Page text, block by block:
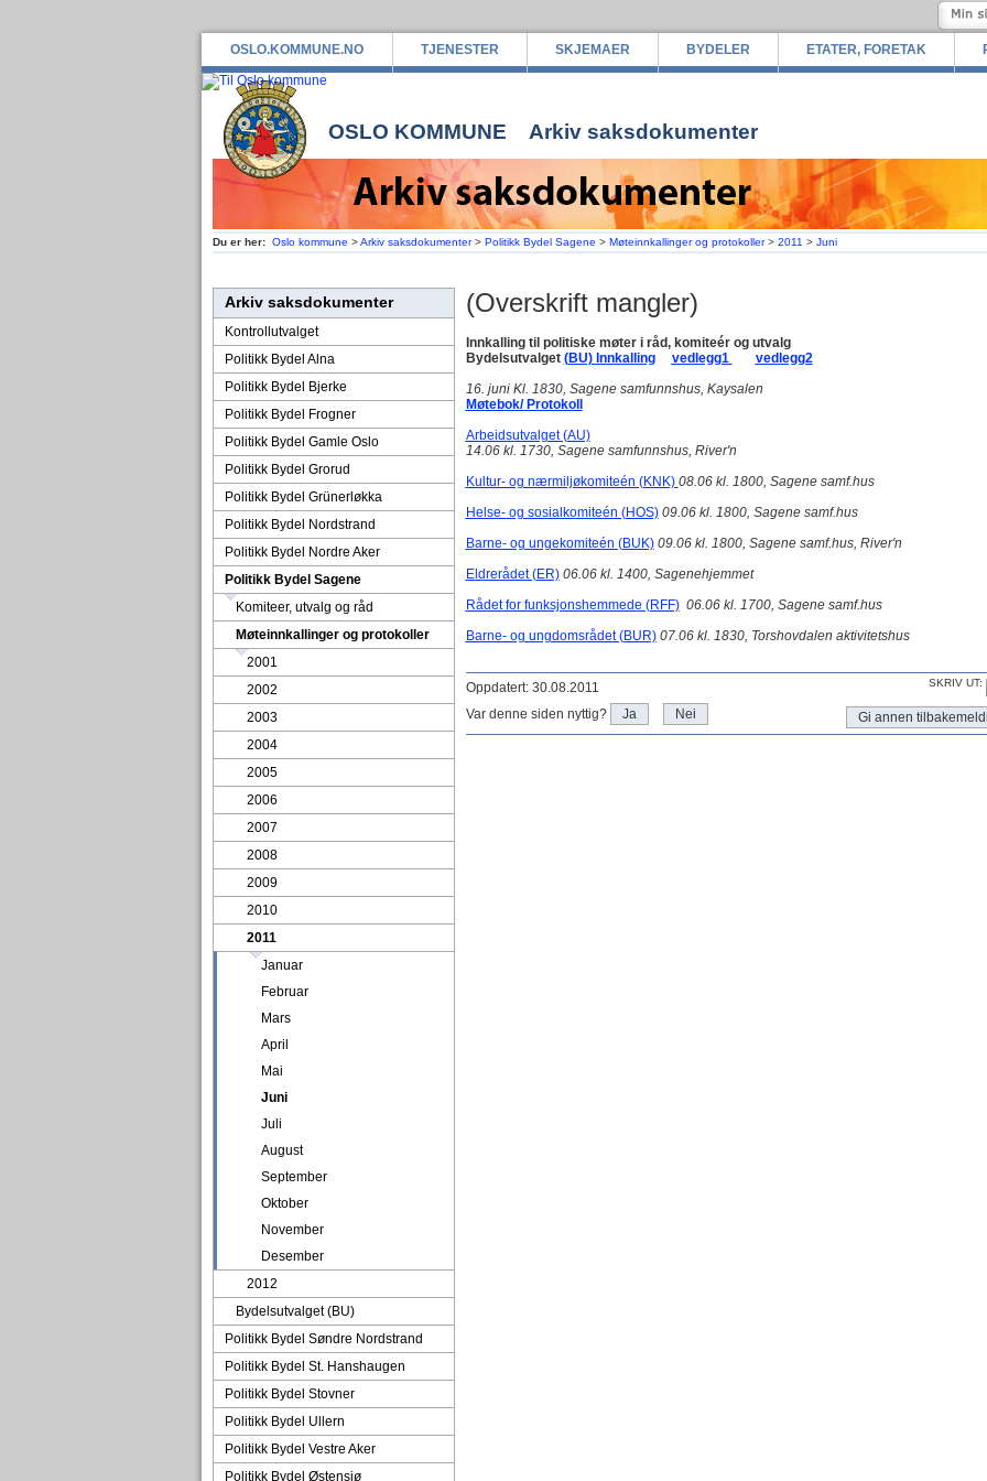
OSLO.KOMMUNE.NO TJENESTER SKJEMAER BYDELER ETATER, FORETAK
OSLO KOMMUNE Arkiv saksdokumenter
Du er her: Oslo kommune >Arkiv saksdokumenter> Politikk Bydel Sagene > Møteinnkallinger og protokoller> 2011 > Juni
Arkiv saksdokumenter
Kontrollutvalget
Politikk Bydel Alna
Politikk Bydel Bjerke
Politikk Bydel Frogner
Politikk Bydel Gamle Oslo
Politikk Bydel Grorud
Politikk Bydel Grünerløkka
Politikk Bydel Nordstrand
Politikk Bydel Nordre Aker
Politikk Bydel Sagene
Komiteer, utvalg og råd
Møteinnkallinger og protokoller
2001
2002
2003
2004
2005
2006
2007
2008
2009
2010
2011
Januar
Februar
Mars
April
Mai
Juni
Juli
August
September
Oktober
November
Desember
2012
Bydelsutvalget (BU)
Politikk Bydel Søndre Nordstrand
Politikk Bydel St. Hanshaugen
Politikk Bydel Stovner
Politikk Bydel Ullern
Politikk Bydel Vestre Aker
Politikk Bydel Østensjø
(Overskrift mangler)
Innkalling til politiske møter i råd, komiteér og utvalg
Bydelsutvalget (BU) Innkalling vedlegg1
vedlegg2
16. juni Kl. 1830, Sagene samfunnshus, Kaysalen
Møtebok/ Protokoll
Arbeidsutvalget (AU)
14.06 kl. 1730, Sagene samfunnshus, River'n
Kultur- og nærmiljøkomiteén (KNK) 08.06 kl. 1800, Sagene samf.hus
Helse- og sosialkomiteén (HOS)09.06 kl. 1800, Sagene samf.hus
Barne- og ungekomiteén (BUK) 09.06 kl. 1800, Sagene samf.hus, River'n
Eldrerådet (ER)06.06 kl. 1400, Sagenehjemmet
Rådet for funksjonshemmede (RFF) 06.06 kl. 1700, Sagene samf.hus
Barne- og ungdomsrådet (BUR) 07.06 kl. 1830, Torshovdalen aktivitetshus
Oppdatert: 30.08.2011 SKRIV UT:
Var denne siden nyttig? Ja Nei Gi annen